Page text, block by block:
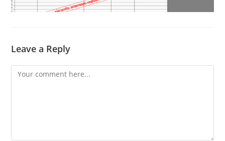
Leave a Reply
Comment